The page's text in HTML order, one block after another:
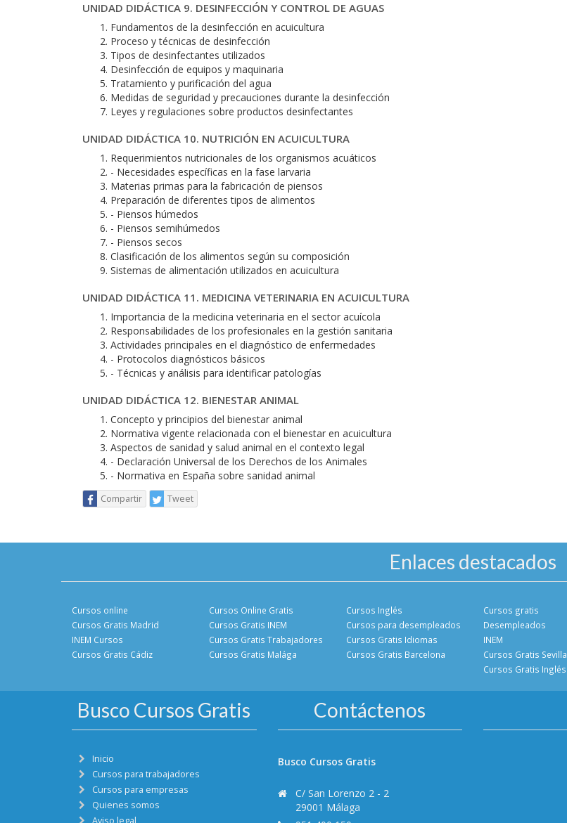
UNIDAD DIDÁCTICA 9. DESINFECCIÓN Y CONTROL DE AGUAS
Fundamentos de la desinfección en acuicultura
Proceso y técnicas de desinfección
Tipos de desinfectantes utilizados
Desinfección de equipos y maquinaria
Tratamiento y purificación del agua
Medidas de seguridad y precauciones durante la desinfección
Leyes y regulaciones sobre productos desinfectantes
UNIDAD DIDÁCTICA 10. NUTRICIÓN EN ACUICULTURA
Requerimientos nutricionales de los organismos acuáticos
- Necesidades específicas en la fase larvaria
Materias primas para la fabricación de piensos
Preparación de diferentes tipos de alimentos
- Piensos húmedos
- Piensos semihúmedos
- Piensos secos
Clasificación de los alimentos según su composición
Sistemas de alimentación utilizados en acuicultura
UNIDAD DIDÁCTICA 11. MEDICINA VETERINARIA EN ACUICULTURA
Importancia de la medicina veterinaria en el sector acuícola
Responsabilidades de los profesionales en la gestión sanitaria
Actividades principales en el diagnóstico de enfermedades
- Protocolos diagnósticos básicos
- Técnicas y análisis para identificar patologías
UNIDAD DIDÁCTICA 12. BIENESTAR ANIMAL
Concepto y principios del bienestar animal
Normativa vigente relacionada con el bienestar en acuicultura
Aspectos de sanidad y salud animal en el contexto legal
- Declaración Universal de los Derechos de los Animales
- Normativa en España sobre sanidad animal
Compartir Tweet
Enlaces destacados
Cursos online
Cursos Gratis Madrid
INEM Cursos
Cursos Gratis Cádiz
Cursos Online Gratis
Cursos Gratis INEM
Cursos Gratis Trabajadores
Cursos Gratis Malága
Cursos Inglés
Cursos para desempleados
Cursos Gratis Idiomas
Cursos Gratis Barcelona
Cursos gratis
Desempleados
INEM
Cursos Gratis Sevilla
Cursos Gratis Inglés
Busco Cursos Gratis
Inicio
Cursos para trabajadores
Cursos para empresas
Quienes somos
Aviso legal
Contáctenos
Busco Cursos Gratis
C/ San Lorenzo 2 - 2
29001 Málaga